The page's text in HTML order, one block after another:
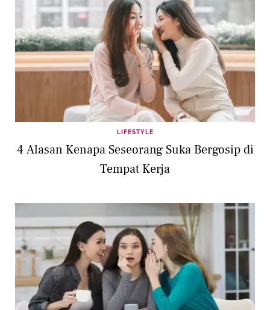
LIFESTYLE
4 Alasan Kenapa Seseorang Suka Bergosip di
Tempat Kerja